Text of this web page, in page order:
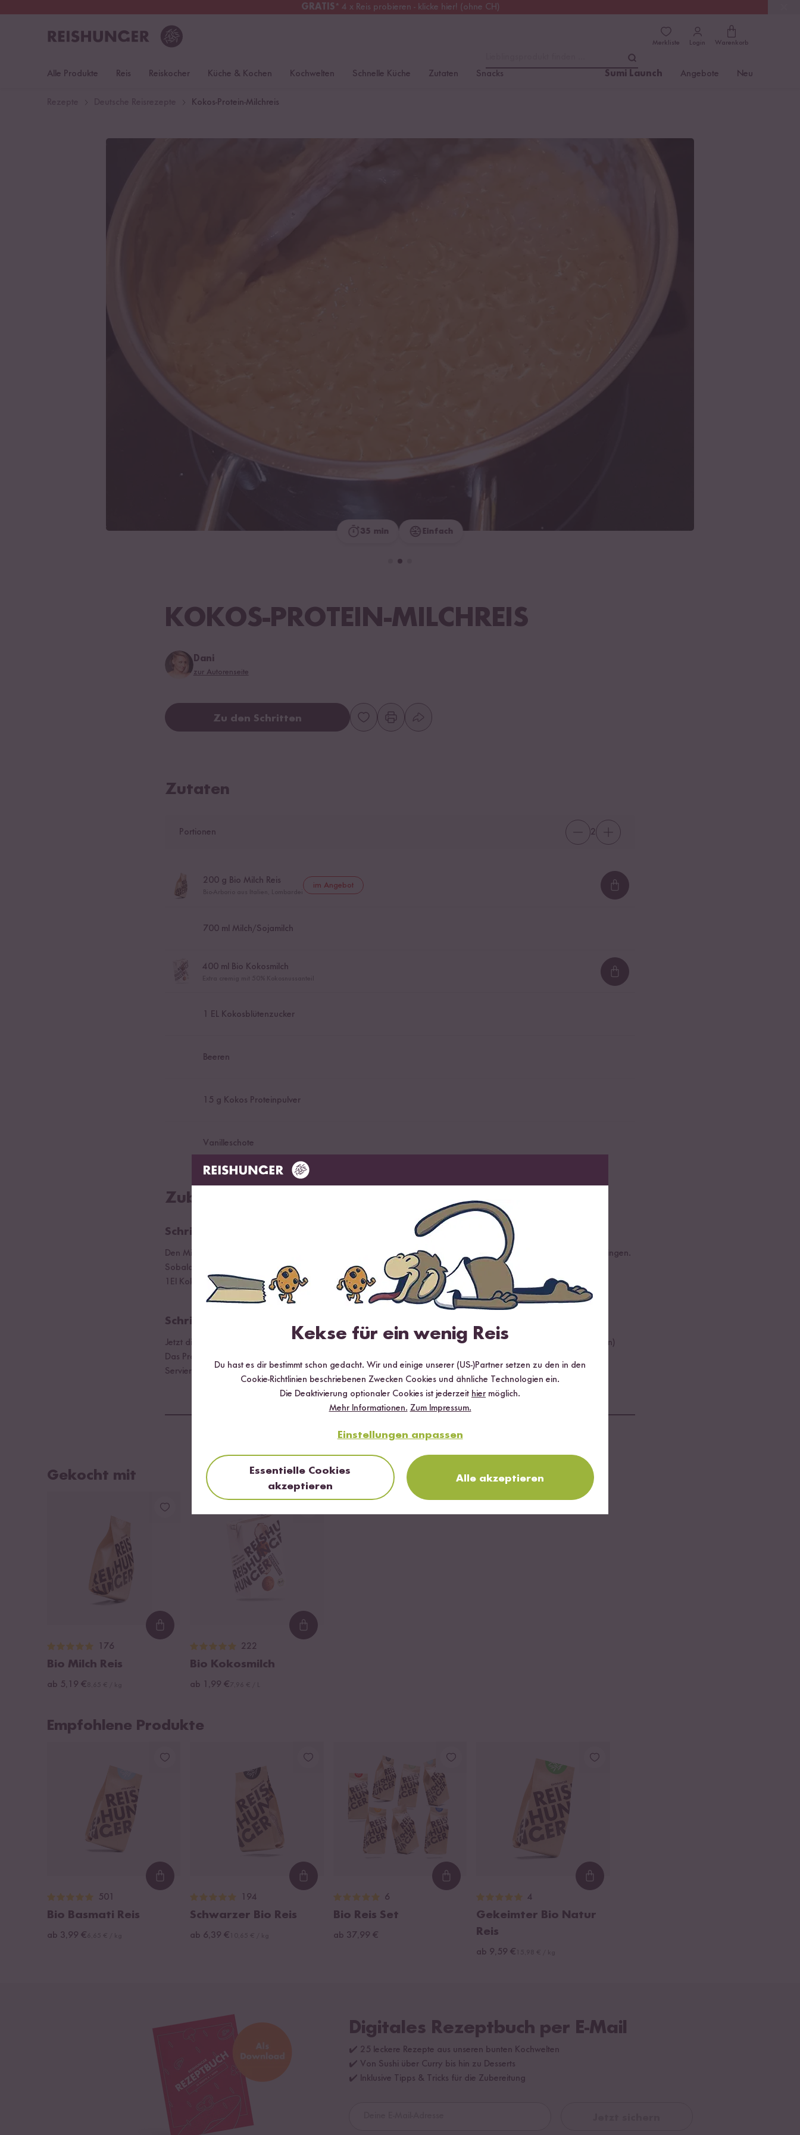
GRATIS* 4 x Reis probieren - klicke hier! (ohne CH)
Kostenloser Versand
Merkliste Login Warenkorb
Alle Produkte Reis Reiskocher Küche & Kochen Kochwelten Schnelle Küche Zutaten Snacks Sumi Launch Angebote Neu
Kokos-Protein-Milchreis
35 min Einfach
KOKOS-PROTEIN-MILCHREIS
Dani
zur Autorenseite
Zu den Schritten
Zutaten
Portionen 2
200g Bio Milch Reis im Angebot
Loading...
700ml Milch/Sojamilch
400ml Bio Kokosmilch
Loading...
1 EL Kokosblütenzucker
Beeren
15 g Kokos Proteinpulver
Vanilleschote
Zubereitung
Schritt 01
Den Milchreis mit der ausgekratzen Vanille in einen Topf geben mit den 700ml Milch/Sojamilch und zum kochen bringen.
Sobald der Milchreis kocht, die Temperatur stark runter nehmen und unter ständigen rühren 15min
1El Kokosblütenzucker
Schritt 02
Jetzt die Kokosmilch dazugeben und weiter rühren, bis der Milchreis durch und die Flüssigkeit fast weg ist. (ca 10min)
Das Proteinpulver mit untermischen. (vorher in Wasser etwas auflösen)
Servieren mit Zimt/Xucker oder der leckeren Milchreismischung von Reishunger und Beeren
FERTIG
Gekocht mit
Loading...
176
Bio Milch Reis
ab 5,19 €
Loading...
222
Bio Kokosmilch
ab 1,99 €
Empfohlene Produkte
Loading...
501
Bio Basmati Reis
ab 3,99 €
Loading...
194
Schwarzer Bio Reis
ab 6,39 €
Loading...
6
Bio Reis Set
ab 37,99 €
Loading...
4
Gekeimter Bio Natur
Reis
ab 9,59 €
Digitales Rezeptbuch per E-Mail
✔️ 25 leckere Rezepte aus unseren bunten Kochwelten
✔️ Von Sushi über Curry bis hin zu Desserts
✔️ Inklusive Tipps & Tricks für die Zubereitung
Kekse für ein wenig Reis
Du hast es dir bestimmt schon gedacht. Wir und einige unserer (US-)Partner setzen zu den in den
Cookie-Richtlinien beschriebenen Zwecken Cookies und ähnliche Technologien ein.
Die Deaktivierung optionaler Cookies ist jederzeit hier möglich.
Mehr Informationen. Zum Impressum.
Einstellungen anpassen
Essentielle Cookies
akzeptieren
Alle akzeptieren